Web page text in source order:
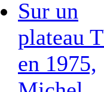
Sur un
plateau
en 1975,